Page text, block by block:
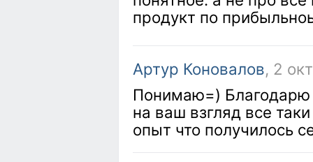
продукт по
Артур Коновалов, 2
Понимаю=) Благодарю
на ваш взгляд все
опыт что получилось